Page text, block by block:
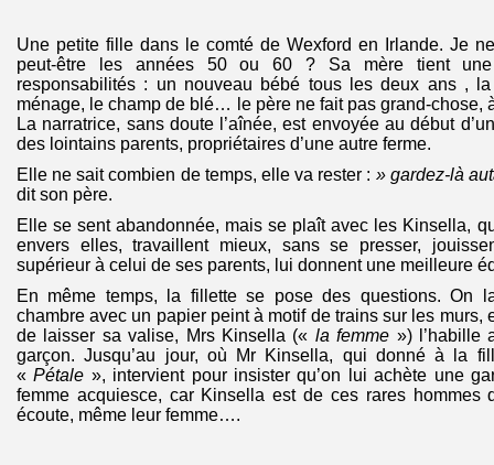
Une petite fille dans le comté de Wexford en Irlande. Je
peut-être les années 50 ou 60 ? Sa mère tient
responsabilités : un nouveau bébé tous les deux ans ,
ménage, le champ de blé… le père ne fait pas grand-chose,
La narratrice, sans doute l’aînée, est envoyée au début
des lointains parents, propriétaires d’une autre ferme.
Elle ne sait combien de temps, elle va rester : » gardez-là
dit son père.
Elle se sent abandonnée, mais se plaît avec les Kinsella,
envers elles, travaillent mieux, sans se presser,
supérieur à celui de ses parents, lui donnent une meilleure
En même temps, la fillette se pose des questions. On
chambre avec un papier peint à motif de trains sur les murs,
de laisser sa valise, Mrs Kinsella (« la femme ») l’habille
garçon. Jusqu’au jour, où Mr Kinsella, qui donné à la
«Pétale », intervient pour insister qu’on lui achète une
femme acquiesce, car Kinsella est de ces rares
écoute, même leur femme….